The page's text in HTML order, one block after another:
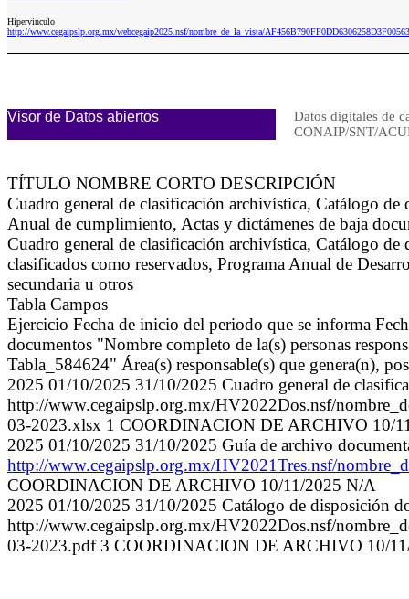
Hipervinculo
http://www.cegaipslp.org.mx/webcegaip2025.nsf/nombre_de_la_vista/
Visor de Datos abiertos
Datos digitales de
CONAIP/SNT/
TÍTULO NOMBRE CORTO DESCRIPCIÓN
Cuadro general de clasificación archivística, Catálogo
Anual de cumplimiento, Actas y dictámenes de baja
Cuadro general de clasificación archivística, Catálogo
clasificados como reservados, Programa Anual de
secundaria u otros
Tabla Campos
Ejercicio Fecha de inicio del periodo que se informa
documentos "Nombre completo de la(s) personas
Tabla_584624" Área(s) responsable(s) que genera(n),
2025 01/10/2025 31/10/2025 Cuadro general de
http://www.cegaipslp.org.mx/HV2022Dos.nsf/
03-2023.xlsx 1 COORDINACION DE ARCHIVO 10/
2025 01/10/2025 31/10/2025 Guía de archivo
http://www.cegaipslp.org.mx/HV2021Tres.nsf/
COORDINACION DE ARCHIVO 10/11/2025 N/A
2025 01/10/2025 31/10/2025 Catálogo de disposición
http://www.cegaipslp.org.mx/HV2022Dos.nsf/
03-2023.pdf 3 COORDINACION DE ARCHIVO 10/